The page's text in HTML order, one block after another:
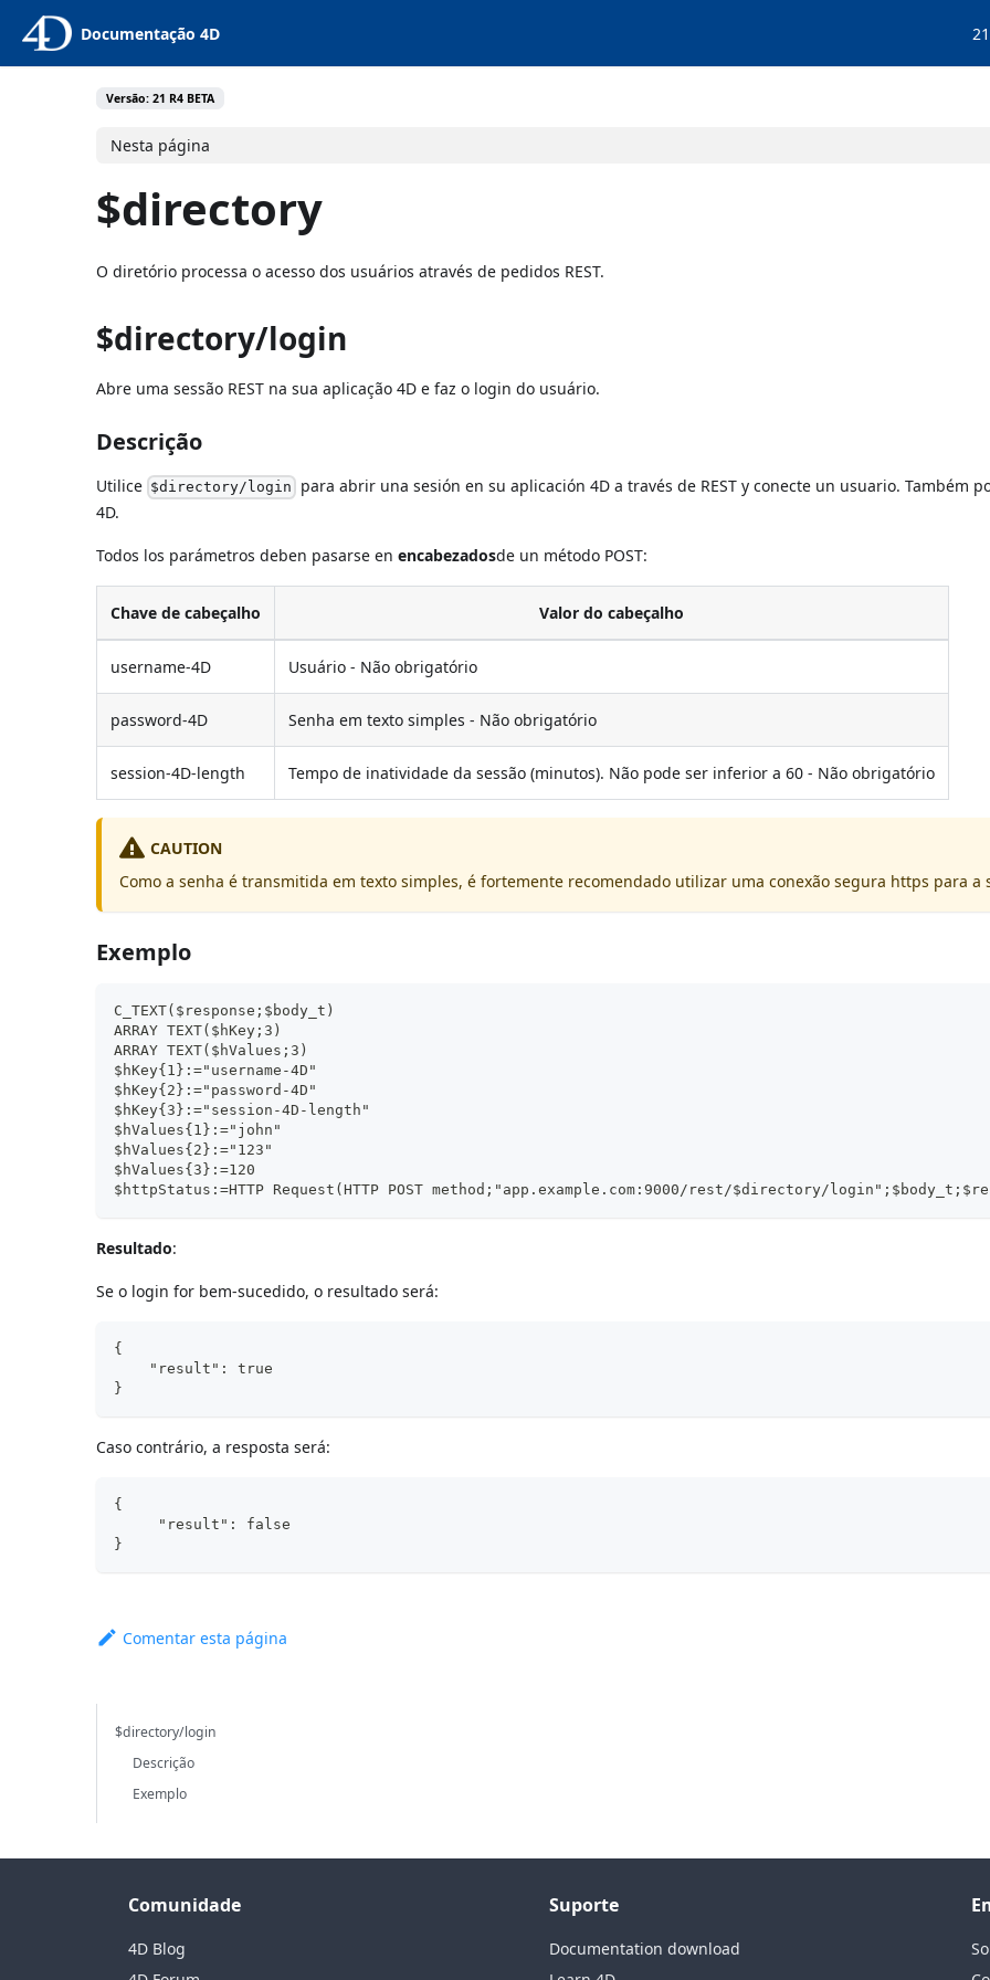
Documentação 4D
Versão: 21 R4 BETA
Nesta página
$directory
O diretório processa o acesso dos usuários através de pedidos REST.
$directory/login
Abre uma sessão REST na sua aplicação 4D e faz o login do usuário.
Descrição
Utilice $directory/login para abrir una sesión en su aplicación 4D a través de REST y conecte un usuario. Também
4D.
Todos los parámetros deben pasarse enencabezadosde un método POST:
Chave de cabeçalho Valor do cabeçalho
username-4D Usuário - Não obrigatório
password-4D Senha em texto simples - Não obrigatório
session-4D-length Tempo de inatividade da sessão (minutos). Não pode ser inferior a 60 - Não obrigatório
CAUTION
Como a senha é transmitida em texto simples, é fortemente recomendado utilizar uma conexão segura https para a
Exemplo
C_TEXT($response;$body_t)
ARRAY TEXT($hKey;3)
ARRAY TEXT($hValues;3)
$hKey{1}:="username-4D"
$hKey{2}:="password-4D"
$hKey{3}:="session-4D-length"
$hValues{1}:="john"
$hValues{2}:="123"
$hValues{3}:=120
$httpStatus:=HTTP Request(HTTP POST method;"app.example.com:9000/rest/$directory/
Resultado:
Se o login for bem-sucedido, o resultado será:
{
    "result": true
}
Caso contrário, a resposta será:
{
     "result": false
}
Comentar esta página
$directory/login
Descrição
Exemplo
Comunidade
4D Blog
Suporte
Documentation download